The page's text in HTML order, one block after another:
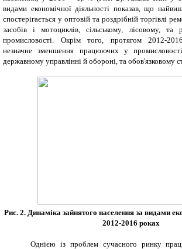
видами економічної діяльності показав, що
спостерігається у оптовій та роздрібній торгівлі
засобів і мотоциклів , сільському, лісовому, та
промисловості. Окрім того, протягом 2012-
незначне зменшення працюючих у
державному управлінні й обороні, та обов'язковому
Рис. 2. Динаміка зайнятого населення за видами
2012-2016 роках
Однією із проблем сучасного ринку